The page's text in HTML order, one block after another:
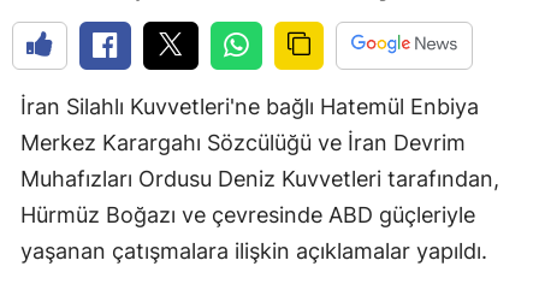
İran Silahlı Kuvvetleri'ne bağlı Hatemül Enbiya
Merkez Karargahı Sözcülüğü ve İran Devrim
Muhafızları Ordusu Deniz Kuvvetleri tarafından,
Hürmüz Boğazı ve çevresinde ABD güçleriyle
yaşanan çatışmalara ilişkin açıklamalar yapıldı.